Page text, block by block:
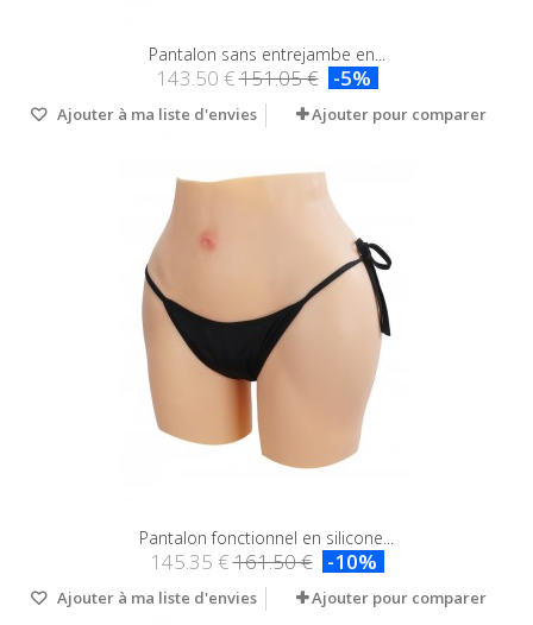
Pantalon sans entrejambe en...
143.50 €151.05 € -5%
Ajouter à ma liste d'envies Ajouter pour comparer
Pantalon fonctionnel en silicone...
145.35 €161.50 € -10%
Ajouter à ma liste d'envies Ajouter pour comparer